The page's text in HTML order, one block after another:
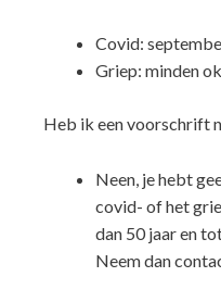
Covid:
Griep: minden
Heb ik een voorschrift
Neen, je hebt
covid- of het
dan 50 jaar en
Neem dan